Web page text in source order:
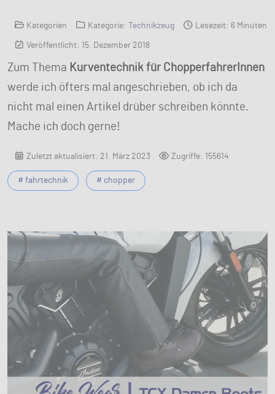
Kategorien Kategorie: Technikzeug Lesezeit: 6 Minuten
Veröffentlicht: 15. Dezember 2018
Zum Thema Kurventechnik für ChopperfahrerInnen
werde ich öfters mal angeschrieben, ob ich da
nicht mal einen Artikel drüber schreiben könnte.
Mache ich doch gerne!
Zuletzt aktualisiert: 21. März 2023 Zugriffe: 155614
# fahrtechnik # chopper